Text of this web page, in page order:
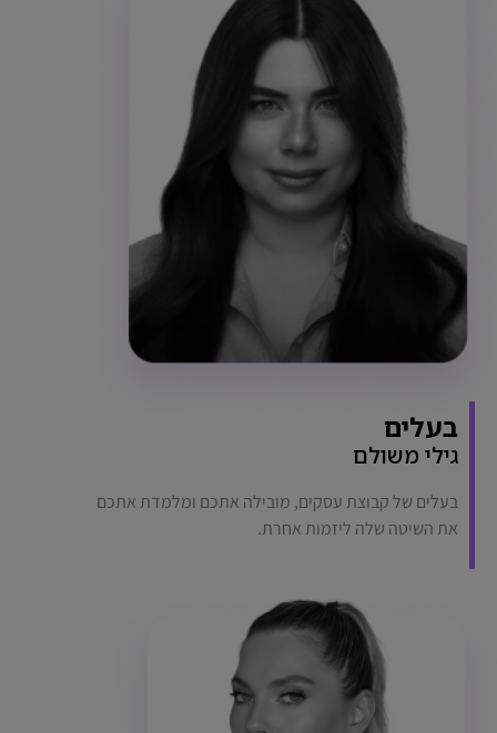
בעלים
גילי משולם
בעלים של קבוצת עסקים, מובילה אתכם ומלמדת אתכם
את השיטה שלה ליזמות אחרת.